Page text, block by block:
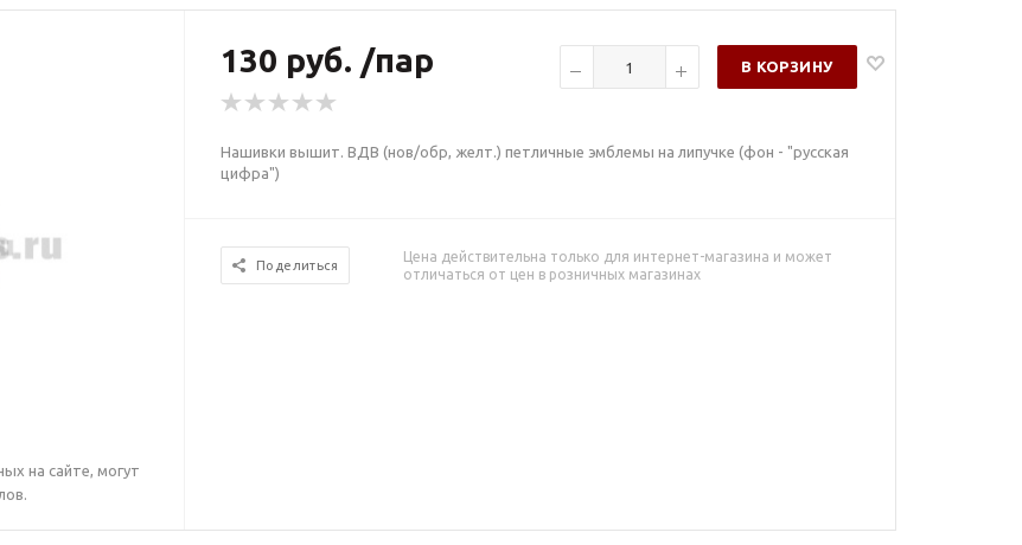
на сайте, могут
130 руб. /пар В КОРЗИНУ
Нашивки вышит. ВДВ (нов/обр, желт.) петличные эмблемы на липучке (фон - "русская
цифра")
Поделиться
Цена действительна только для интернет-магазина и может
отличаться от цен в розничных магазинах